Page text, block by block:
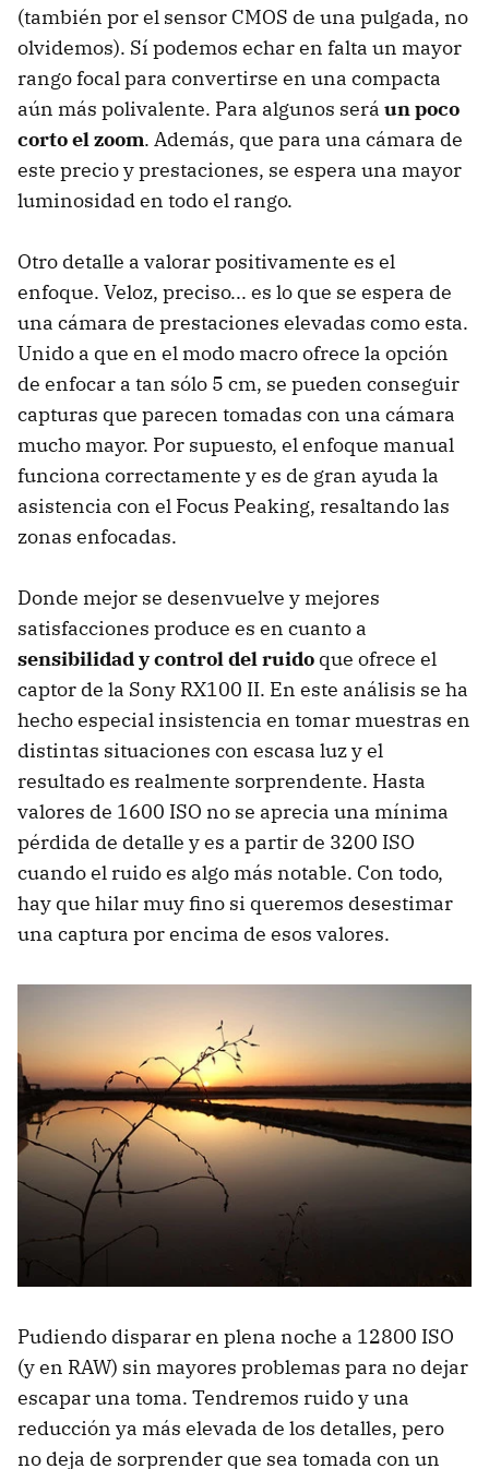
(también por el sensor CMOS de una pulgada, no
olvidemos). Sí podemos echar en falta un mayor
rango focal para convertirse en una compacta
aún más polivalente. Para algunos será un poco
corto el zoom. Además, que para una cámara de
este precio y prestaciones, se espera una mayor
luminosidad en todo el rango.
Otro detalle a valorar positivamente es el
enfoque. Veloz, preciso... es lo que se espera de
una cámara de prestaciones elevadas como esta.
Unido a que en el modo macro ofrece la opción
de enfocar a tan sólo 5 cm, se pueden conseguir
capturas que parecen tomadas con una cámara
mucho mayor. Por supuesto, el enfoque manual
funciona correctamente y es de gran ayuda la
asistencia con el Focus Peaking, resaltando las
zonas enfocadas.
Donde mejor se desenvuelve y mejores
satisfacciones produce es en cuanto a
sensibilidad y control del ruido que ofrece el
captor de la Sony RX100 II. En este análisis se ha
hecho especial insistencia en tomar muestras en
distintas situaciones con escasa luz y el
resultado es realmente sorprendente. Hasta
valores de 1600 ISO no se aprecia una mínima
pérdida de detalle y es a partir de 3200 ISO
cuando el ruido es algo más notable. Con todo,
hay que hilar muy fino si queremos desestimar
una captura por encima de esos valores.
Pudiendo disparar en plena noche a 12800 ISO
(y en RAW) sin mayores problemas para no dejar
escapar una toma. Tendremos ruido y una
reducción ya más elevada de los detalles, pero
no deja de sorprender que sea tomada con un